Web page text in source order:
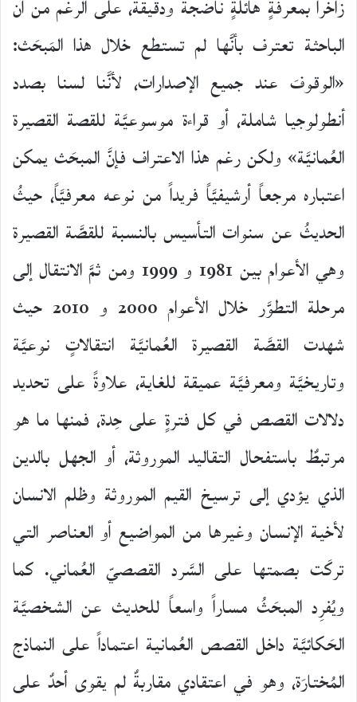
زاخراً بمعرفَةٍ هائلَةٍ ناضجة ودقيقة، على الرغم من أن
الباحثة تعترف بأنَّها لم تستطع خلال هذا المَبحَث:
«الوقوفَ عند جميع الإصدارات، لأنَّنا لسنا بصدد
أنطولوجيا شاملة، أو قراءة موسوعيَّة للقصة القصيرة
العُمانيَّة» ولكن رغم هذا الاعتراف فإنَّ المبحَث يمكن
اعتباره مرجعاً أرشيفيَّاً فريداً من نوعه معرفيَّاً، حيثُ
الحديثُ عن سنوات التأسيس بالنسبة للقصَّة القصيرة
وهي الأعوام بين 1981 و 1999 ومن ثمَّ الانتقال إلى
مرحلة التطوَّر خلال الأعوام 2000 و 2010 حيث
شهدت القصَّة القصيرة العُمانيَّة انتقالاتٍ نوعيَّة
وتاريخيَّة ومعرفيَّة عميقة للغاية، علاوةً على تحديد
دلالات القصص في كل فترةٍ على حِدة، فمنها ما هو
مرتبطٌ باستفحال التقاليد الموروثة، أو الجهل بالدين
الذي يؤدي إلى ترسيخ القيم الموروثة وظلم الانسان
لأخية الإنسان وغيرها من المواضيع أو العناصر التي
تركَت بصمتها على السَّرد القصصيّ العُماني. كما
ويُفرِد المبحَثُ مساراً واسعاً للحديث عن الشخصيَّة
الحَكائيَّة داخل القصص العُمانية اعتماداً على النماذج
المُختارَة، وهو في اعتقادي مقاربةٌ لم يقوى أحدٌ على